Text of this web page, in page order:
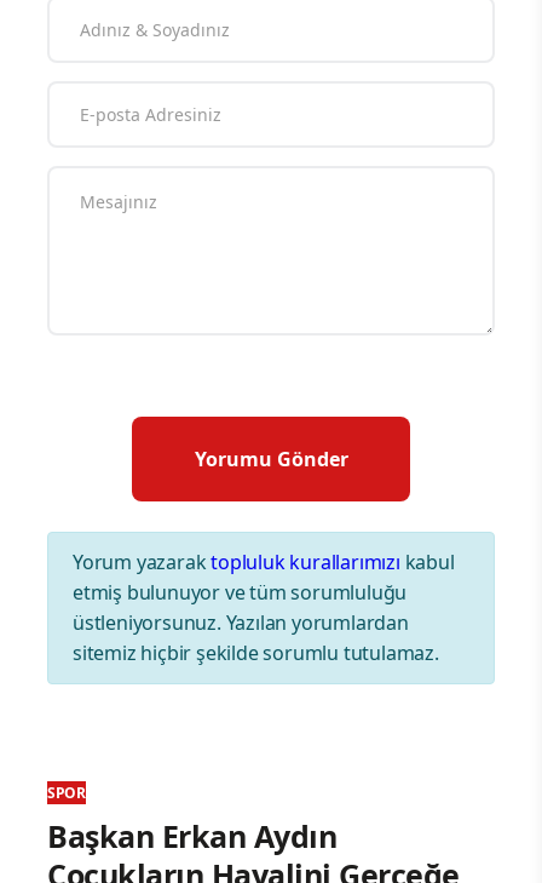
Yorum yazaraktopluluk kurallarımızı kabul
etmiş bulunuyor ve tüm sorumluluğu
üstleniyorsunuz. Yazılan yorumlardan
sitemiz hiçbir şekilde sorumlu tutulamaz.
SPOR
Başkan Erkan Aydın
Çocukların Hayalini Gerçeğe